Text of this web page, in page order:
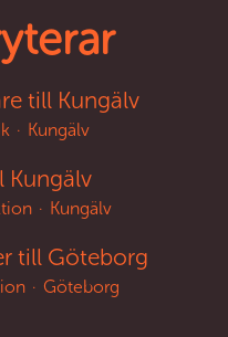
till Kungälv
· Kungälv
Kungälv
· Kungälv
till Göteborg
· Göteborg